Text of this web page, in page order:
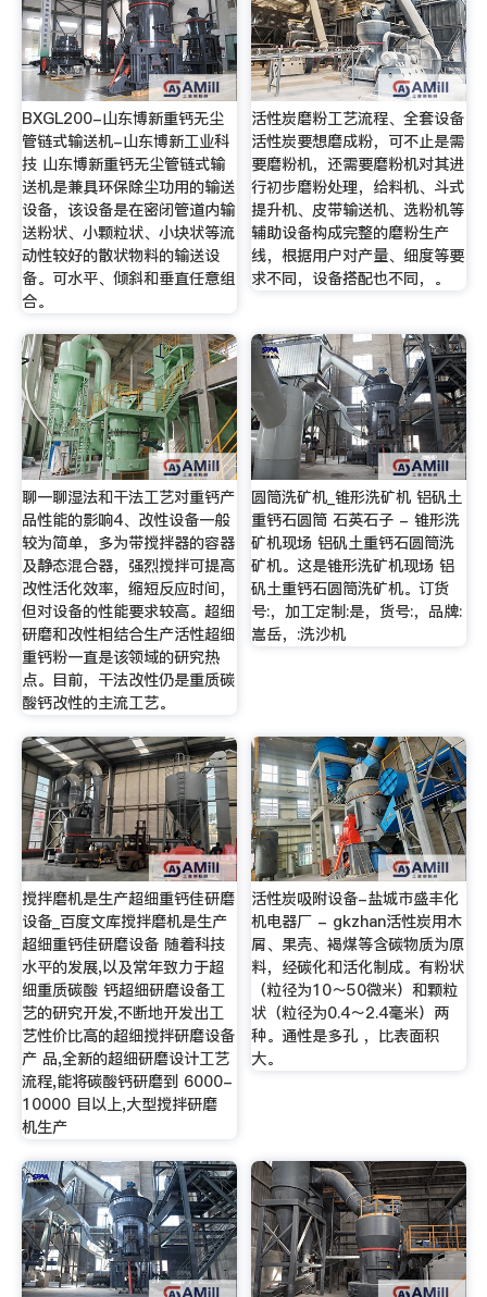
BXGL200-山东博新重钙无尘
管链式输送机-山东博新工业科
技 山东博新重钙无尘管链式输
送机是兼具环保除尘功用的输送
设备，该设备是在密闭管道内输
送粉状、小颗粒状、小块状等流
动性较好的散状物料的输送设
备。可水平、倾斜和垂直任意组
合。
活性炭磨粉工艺流程、全套设备
活性炭要想磨成粉，可不止是需
要磨粉机，还需要磨粉机对其进
行初步磨粉处理，给料机、斗式
提升机、皮带输送机、选粉机等
辅助设备构成完整的磨粉生产
线，根据用户对产量、细度等要
求不同，设备搭配也不同，。
聊一聊湿法和干法工艺对重钙产
品性能的影响4、改性设备一般
较为简单，多为带搅拌器的容器
及静态混合器，强烈搅拌可提高
改性活化效率，缩短反应时间，
但对设备的性能要求较高。超细
研磨和改性相结合生产活性超细
重钙粉一直是该领域的研究热
点。目前，干法改性仍是重质碳
酸钙改性的主流工艺。
圆筒洗矿机_锥形洗矿机 铝矾土
重钙石圆筒 石英石子 - 锥形洗
矿机现场 铝矾土重钙石圆筒洗
矿机。这是锥形洗矿机现场 铝
矾土重钙石圆筒洗矿机。订货
号:，加工定制:是，货号:，品牌:
嵩岳，:洗沙机
搅拌磨机是生产超细重钙佳研磨
设备_百度文库搅拌磨机是生产
超细重钙佳研磨设备 随着科技
水平的发展,以及常年致力于超
细重质碳酸 钙超细研磨设备工
艺的研究开发,不断地开发出工
艺性价比高的超细搅拌研磨设备
产 品,全新的超细研磨设计工艺
流程,能将碳酸钙研磨到 6000-
10000 目以上,大型搅拌研磨
机生产
活性炭吸附设备-盐城市盛丰化
机电器厂 - gkzhan活性炭用木
屑、果壳、褐煤等含碳物质为原
料，经碳化和活化制成。有粉状
（粒径为10～50微米）和颗粒
状（粒径为0.4～2.4毫米）两
种。通性是多孔 ，比表面积
大。